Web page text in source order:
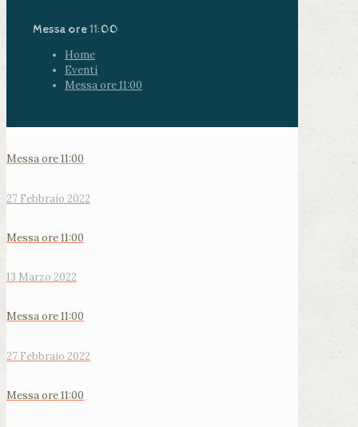
Messa ore 11:00
Home
Eventi
Messa ore 11:00
Messa ore 11:00
27 Febbraio 2022
Messa ore 11:00
13 Marzo 2022
Messa ore 11:00
27 Febbraio 2022
Messa ore 11:00